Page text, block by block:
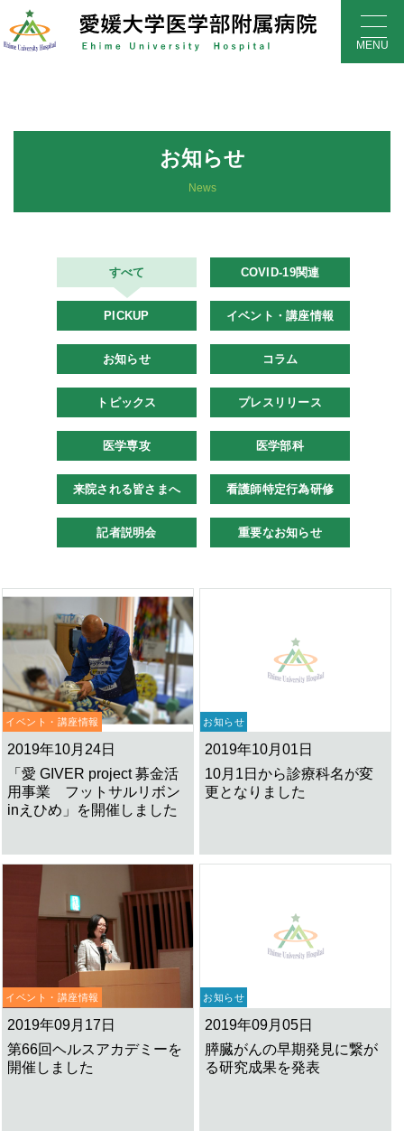
Skip
to
content
MENU
お知らせ
News
すべて COVID-19関連
PICKUP イベント・講座情報
お知らせ コラム
トピックス プレスリリース
医学専攻 医学部科
来院される皆さまへ 看護師特定行為研修
記者説明会 重要なお知らせ
イベント・講座情報
2019年10月24日
「愛 GIVER project 募金活
用事業 フットサルリボン
inえひめ」を開催しました
お知らせ
2019年10月01日
10月1日から診療科名が変
更となりました
イベント・講座情報
2019年09月17日
第66回ヘルスアカデミーを
開催しました
お知らせ
2019年09月05日
膵臓がんの早期発見に繋が
る研究成果を発表